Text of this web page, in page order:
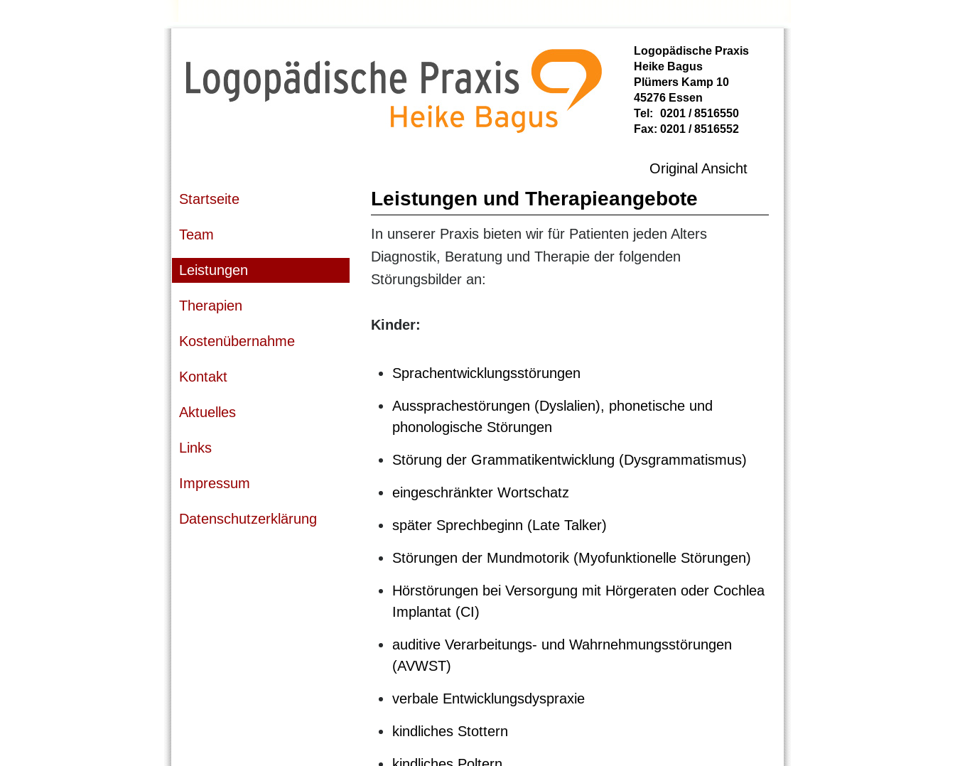
Logopädische Praxis
Heike Bagus
Plümers Kamp 10
45276 Essen
Tel:
0201 / 8516550
Fax: 0201 / 8516552
Original Ansicht
Startseite
Team
Leistungen
Therapien
Kostenübernahme
Kontakt
Aktuelles
Links
Impressum
Datenschutzerklärung
Leistungen und Therapieangebote
In unserer Praxis bieten wir für Patienten jeden Alters
Diagnostik, Beratung und Therapie der folgenden
Störungsbilder an:
Kinder:
Sprachentwicklungsstörungen
Aussprachestörungen (Dyslalien), phonetische und
phonologische Störungen
Störung der Grammatikentwicklung (Dysgrammatismus)
eingeschränkter Wortschatz
später Sprechbeginn (Late Talker)
Störungen der Mundmotorik (Myofunktionelle Störungen)
Hörstörungen bei Versorgung mit Hörgeraten oder Cochlea
Implantat (CI)
auditive Verarbeitungs- und Wahrnehmungsstörungen
(AVWST)
verbale Entwicklungsdyspraxie
kindliches Stottern